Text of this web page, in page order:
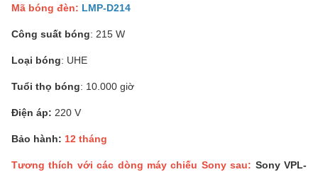
Mã bóng đèn: LMP-D214
Công suất bóng: 215 W
Loại bóng: UHE
Tuổi thọ bóng: 10.000 giờ
Điện áp: 220 V
Bảo hành: 12 tháng
Tương thích với các dòng máy chiếu Sony sau: Sony VPL-